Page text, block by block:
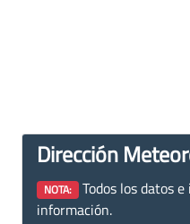
Dirección
NOTA: Todos los datos
información.